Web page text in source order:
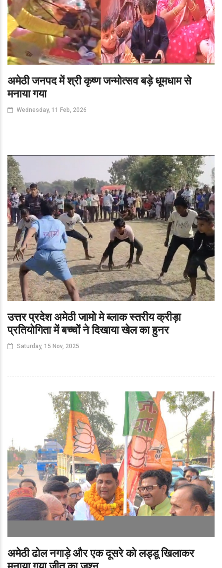
अमेठी जनपद में श्री कृष्ण जन्मोत्सव बड़े धूमधाम से
मनाया गया
Wednesday, 11 Feb, 2026
उत्तर प्रदेश अमेठी जामो मे ब्लाक स्तरीय क्रीड़ा
प्रतियोगिता में बच्चों ने दिखाया खेल का हुनर
Saturday, 15 Nov, 2025
अमेठी ढोल नगाड़े और एक दूसरे को लड्डू खिलाकर